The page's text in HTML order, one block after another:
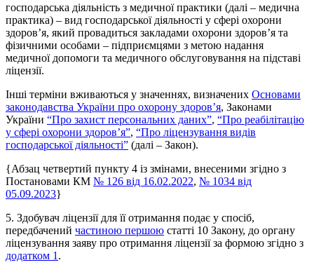
господарська діяльність з медичної практики (далі – медична
практика) – вид господарської діяльності у сфері охорони
здоров’я, який провадиться закладами охорони здоров’я та
фізичними особами – підприємцями з метою надання
медичної допомоги та медичного обслуговування на підставі
ліцензії.
Інші терміни вживаються у значеннях, визначених Основами
законодавства України про охорону здоров’я, Законами
України “Про захист персональних даних”, “Про реабілітацію
у сфері охорони здоров’я”, “Про ліцензування видів
господарської діяльності” (далі – Закон).
{Абзац четвертий пункту 4 із змінами, внесеними згідно з
Постановами КМ № 126 від 16.02.2022, № 1034 від
05.09.2023}
5. Здобувач ліцензії для її отримання подає у спосіб,
передбачений частиною першою статті 10 Закону, до органу
ліцензування заяву про отримання ліцензії за формою згідно з
додатком 1 .